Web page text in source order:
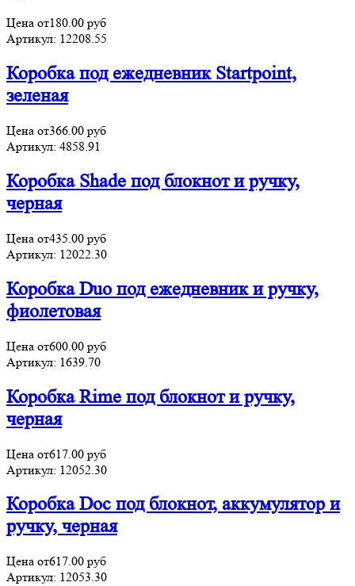
Цена от180.00 руб
Артикул: 12208.55
Коробка под ежедневник Startpoint,
зеленая
Цена от366.00 руб
Артикул: 4858.91
Коробка Shade под блокнот и ручку,
черная
Цена от435.00 руб
Артикул: 12022.30
Коробка Duo под ежедневник и ручку,
фиолетовая
Цена от600.00 руб
Артикул: 1639.70
Коробка Rime под блокнот и ручку,
черная
Цена от617.00 руб
Артикул: 12052.30
Коробка Doc под блокнот, аккумулятор и
ручку, черная
Цена от617.00 руб
Артикул: 12053.30